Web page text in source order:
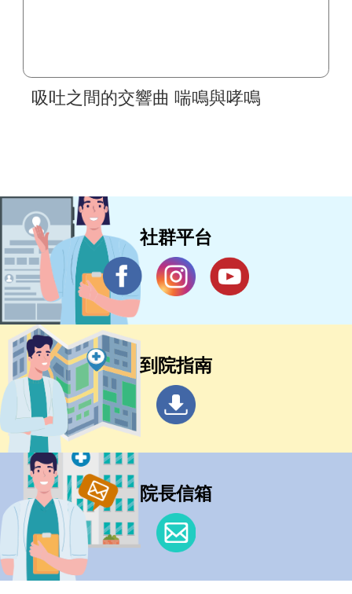
吸吐之間的交響曲 喘鳴與哮鳴
社群平台
到院指南
院長信箱